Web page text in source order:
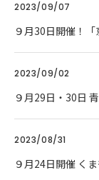
2023/09/07
９月30日開催！
2023/09/02
９月29日・30日
2023/08/31
９月24日開催 く